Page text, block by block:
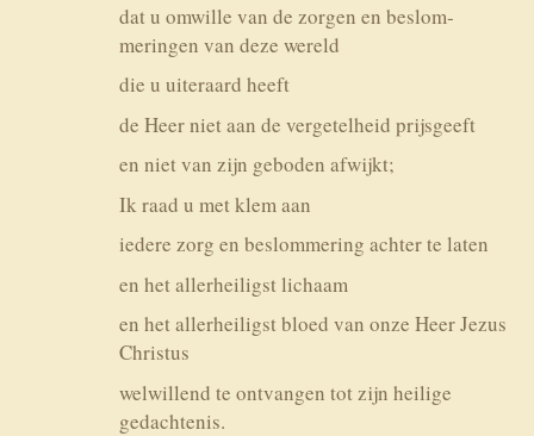
dat u omwille van de zorgen en beslom­
meringen van deze wereld
die u uiteraard heeft
de Heer niet aan de vergetel­heid prijsgeeft
en niet van zijn geboden afwijkt;
Ik raad u met klem aan
iedere zorg en beslomme­ring achter te laten
en het allerheiligst lichaam
en het allerhei­ligst bloed van onze Heer Jezus
Christus
welwillend te ontvangen tot zijn heilige
gedachtenis.